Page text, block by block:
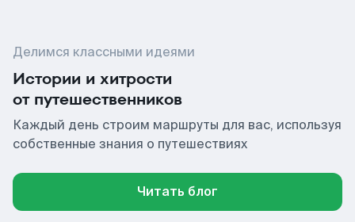
Делимся классными идеями
Истории и хитрости
от путешественников
Каждый день строим маршруты для вас, используя
собственные знания о путешествиях
Читать блог